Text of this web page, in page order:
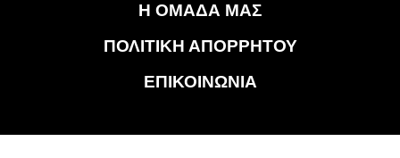
Η ΟΜΑΔΑ ΜΑΣ
ΠΟΛΙΤΙΚΗ ΑΠΟΡΡΗΤΟΥ
ΕΠΙΚΟΙΝΩΝΙΑ